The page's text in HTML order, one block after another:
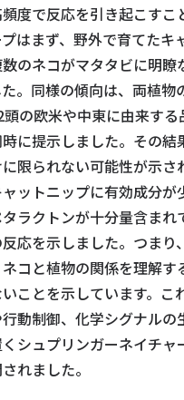
度で反応を引き起こすこ
はまず、野外で育てたキ
のネコがマタタビに明
。同様の傾向は、両植物
の欧米や中東に由来す
に提示しました。その
限られない可能性が示さ
ットニップに有効成分が
ラクトンが十分量含まれ
応を示しました。つま
コと植物の関係を理解す
ことを示しています。
動制御、化学シグナル
シュプリンガーネイチ
れました。